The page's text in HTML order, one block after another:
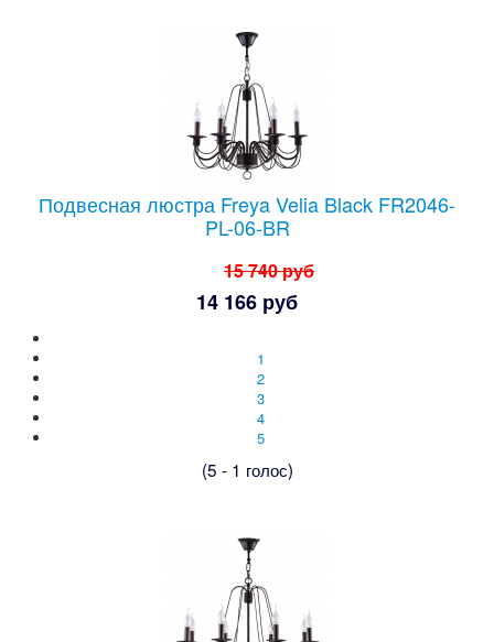
Подвесная люстра Freya Velia Black FR2046-
PL-06-BR
15 740 руб
14 166 руб
1
2
3
4
5
(5 - 1 голос)